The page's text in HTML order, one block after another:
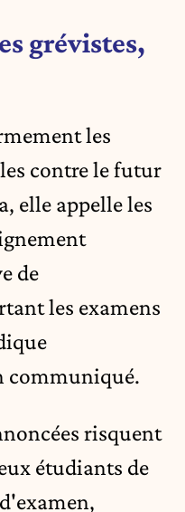
grévistes,
les
contre le futur
elle appelle les
de
les examens
communiqué.
risquent
étudiants de